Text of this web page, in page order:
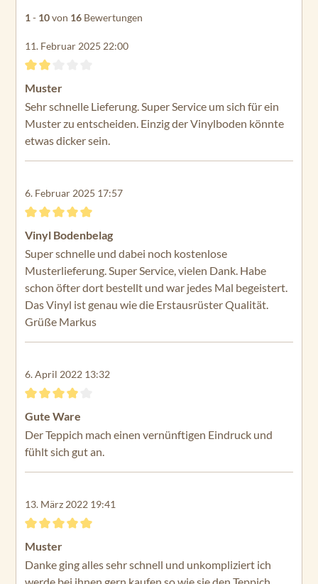
1 - 10von 16 Bewertungen
11. Februar 2025 22:00
Bewertung mit 2 von 5 Sternen
Muster
Sehr schnelle Lieferung. Super Service um sich für ein
Muster zu entscheiden. Einzig der Vinylboden könnte
etwas dicker sein.
6. Februar 2025 17:57
Bewertung mit 5 von 5 Sternen
Vinyl Bodenbelag
Super schnelle und dabei noch kostenlose
Musterlieferung. Super Service, vielen Dank. Habe
schon öfter dort bestellt und war jedes Mal begeistert.
Das Vinyl ist genau wie die Erstausrüster Qualität.
Grüße Markus
6. April 2022 13:32
Bewertung mit 4 von 5 Sternen
Gute Ware
Der Teppich mach einen vernünftigen Eindruck und
fühlt sich gut an.
13. März 2022 19:41
Bewertung mit 5 von 5 Sternen
Muster
Danke ging alles sehr schnell und unkompliziert ich